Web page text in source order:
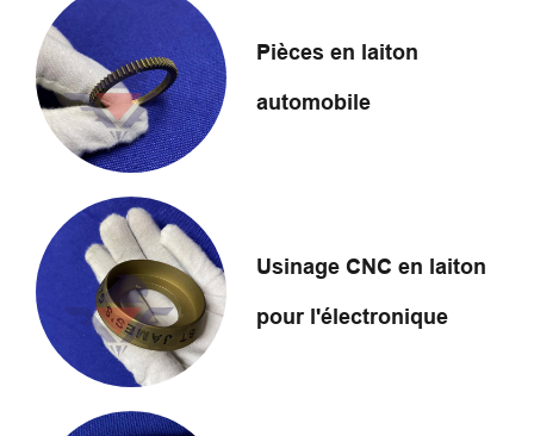
Pièces en laiton
automobile
Usinage CNC en laiton
pour l'électronique